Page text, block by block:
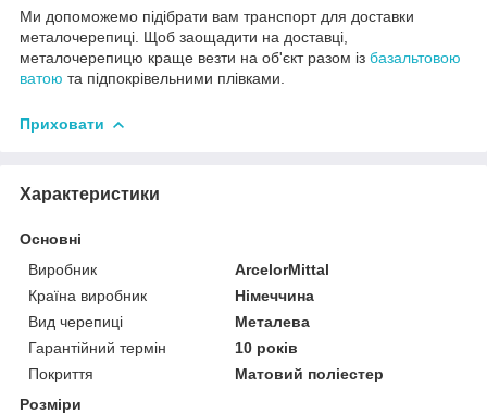
Ми допоможемо підібрати вам транспорт для доставки
металочерепиці. Щоб заощадити на доставці,
металочерепицю краще везти на об'єкт разом із базальтовою
ватою та підпокрівельними плівками.
Приховати
Характеристики
Основні
Виробник
ArcelorMittal
Країна виробник
Німеччина
Вид черепиці
Металева
Гарантійний термін
10 років
Покриття
Матовий поліестер
Розміри